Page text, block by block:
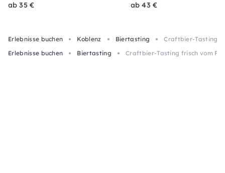
ab 35 € ab 43 €
Erlebnisse buchen Koblenz Biertasting
Craftbier-Tasting
Erlebnisse buchen
Biertasting Craftbier-Tasting frisch vom